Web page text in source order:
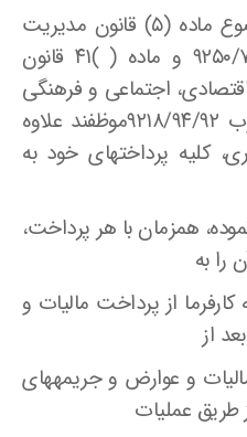
تبصره -۲کلیه کارفرمایان موضوع ماده (۵) قانون مدیریت
خدمات کشوری مصوب ۹۲۵۰/۷/۵ و ماده ( )۴۱ قانون
اجتماعی و فرهنگی
جمهوری اسلامی ایران مصوب ۹۲۱۸/۹۴/۹۲موظفند علاوه
کلیه پرداختهای خود به
همزمان با هر پرداخت،
را به
از پرداخت مالیات و
از
و عوارض و جریمههای
طریق عملیات